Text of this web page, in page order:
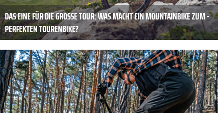
DAS EINE FÜR DIE ­GROSSE TOUR: WAS MACHT EIN MOUNTAINBIKE ZUM ­P
ERFEKTEN TOURENBIKE?